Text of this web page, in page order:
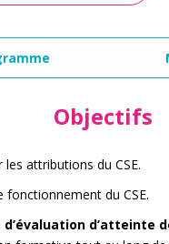
Objectifs
les attributions du CSE.
fonctionnement du CSE.
d’atteinte